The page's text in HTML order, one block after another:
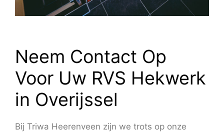
Neem Contact Op
Voor Uw RVS Hekwerk
in Overijssel
Bij Triwa Heerenveen zijn we trots op onze